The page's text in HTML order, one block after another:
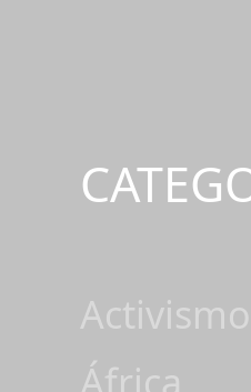
Activismo